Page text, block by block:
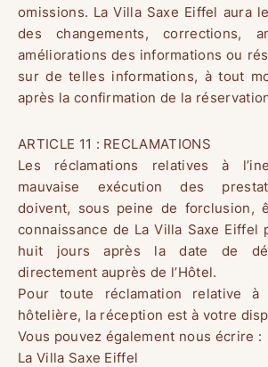
omissions. La Villa Saxe Eiffel aura
des changements, corrections,
améliorations des informations ou
sur de telles informations, à tout
après la confirmation de la
ARTICLE 11 : RECLAMATIONS
Les réclamations relatives à
mauvaise exécution des
doivent, sous peine de forclusion,
connaissance de La Villa Saxe Eiffel
huit jours après la date de
directement auprès de l’Hôtel.
Pour toute réclamation relative à
hôtelière, la réception est à votre
Vous pouvez également nous écrire :
La Villa Saxe Eiffel